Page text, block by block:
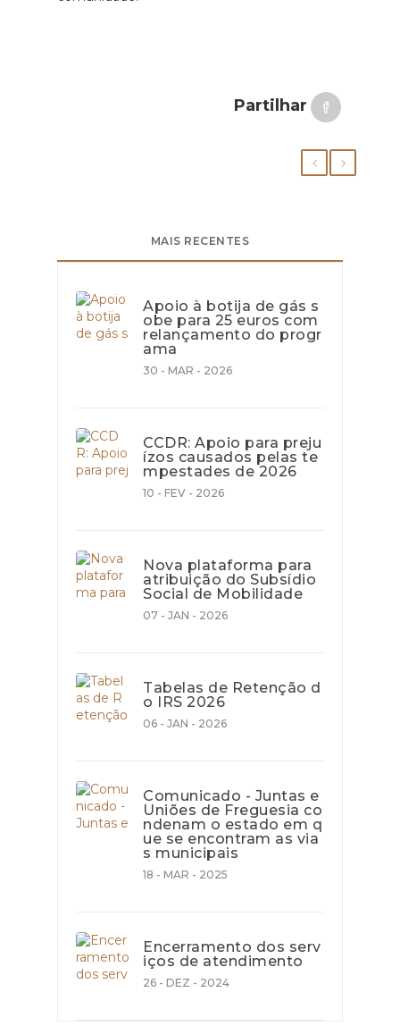
Partilhar
MAIS RECENTES
Apoio à botija de gás s
obe para 25 euros com
relançamento do progr
ama
30 - MAR - 2026
CCDR: Apoio para preju
ízos causados pelas te
mpestades de 2026
10 - FEV - 2026
Nova plataforma para
atribuição do Subsídio
Social de Mobilidade
07 - JAN - 2026
Tabelas de Retenção d
o IRS 2026
06 - JAN - 2026
Comunicado - Juntas e
Uniões de Freguesia co
ndenam o estado em q
ue se encontram as via
s municipais
18 - MAR - 2025
Encerramento dos serv
iços de atendimento
26 - DEZ - 2024